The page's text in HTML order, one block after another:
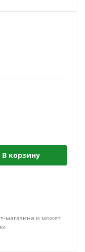
В корзину
магазина и может